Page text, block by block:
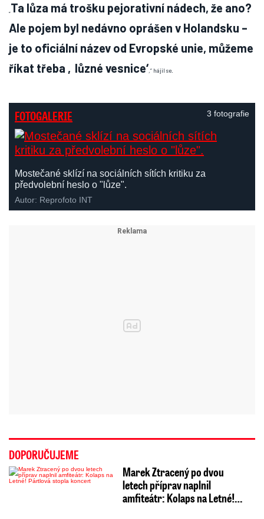
Ta lůza má trošku pejorativní nádech, že ano?
Ale pojem byl nedávno oprášen v Holandsku –
je to oficiální název od Evropské unie, můžeme
říkat třeba ‚lůzné vesnice‘,“ hájil se.
FOTOGALERIE 3 fotografie
Mostečané sklízí na sociálních sítích kritiku za
předvolební heslo o "lůze".
Autor: Reprofoto INT
DOPORUČUJEME
Marek Ztracený po dvou
letech příprav naplnil
amfiteátr: Kolaps na Letné!…